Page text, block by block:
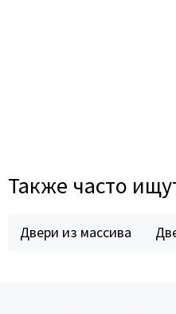
Также часто
Двери из массива